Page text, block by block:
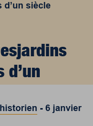
d’un siècle
d’un
-6 janvier